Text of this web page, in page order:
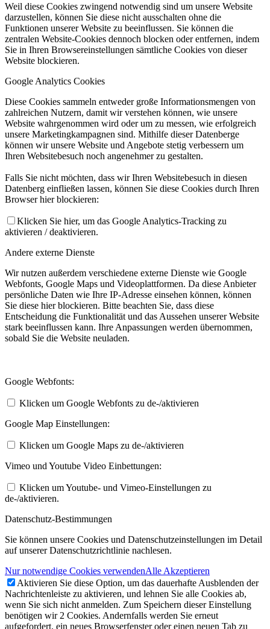
Weil diese Cookies zwingend notwendig sind um unsere Website
darzustellen, können Sie diese nicht ausschalten ohne die
Funktionen unserer Website zu beeinflussen. Sie können die
zentralen Website-Cookies dennoch blocken oder entfernen, indem
Sie in Ihren Browsereinstellungen sämtliche Cookies von dieser
Website blockieren.
Google Analytics Cookies
Diese Cookies sammeln entweder große Informationsmengen von
zahlreichen Nutzern, damit wir verstehen können, wie unsere
Website wahrgenommen wird oder um zu messen, wie erfolgreich
unsere Marketingkampagnen sind. Mithilfe dieser Datenberge
können wir unsere Website und Angebote stetig verbessern um
Ihren Websitebesuch noch angenehmer zu gestalten.
Falls Sie nicht möchten, dass wir Ihren Websitebesuch in diesen
Datenberg einfließen lassen, können Sie diese Cookies durch Ihren
Browser hier blockieren:
Klicken Sie hier, um das Google Analytics-Tracking zu
aktivieren / deaktivieren.
Andere externe Dienste
Wir nutzen außerdem verschiedene externe Dienste wie Google
Webfonts, Google Maps und Videoplattformen. Da diese Anbieter
persönliche Daten wie Ihre IP-Adresse einsehen können, können
Sie diese hier blockieren. Bitte beachten Sie, dass diese
Entscheidung die Funktionalität und das Aussehen unserer Website
stark beeinflussen kann. Ihre Anpassungen werden übernommen,
sobald Sie die Website neuladen.
Google Webfonts:
Klicken um Google Webfonts zu de-/aktivieren
Google Map Einstellungen:
Klicken um Google Maps zu de-/aktivieren
Vimeo und Youtube Video Einbettungen:
Klicken um Youtube- und Vimeo-Einstellungen zu
de-/aktivieren.
Datenschutz-Bestimmungen
Sie können unsere Cookies und Datenschutzeinstellungen im Detail
auf unserer Datenschutzrichtlinie nachlesen.
Nur notwendige Cookies verwendenAlle Akzeptieren
Aktivieren Sie diese Option, um das dauerhafte Ausblenden der
Nachrichtenleiste zu aktivieren, und lehnen Sie alle Cookies ab,
wenn Sie sich nicht anmelden. Zum Speichern dieser Einstellung
benötigen wir 2 Cookies. Andernfalls werden Sie erneut
aufgefordert, ein neues Browserfenster oder einen neuen Tab zu